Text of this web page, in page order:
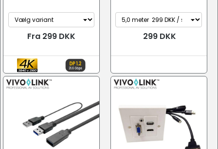
Fra 299 DKK 299 DKK